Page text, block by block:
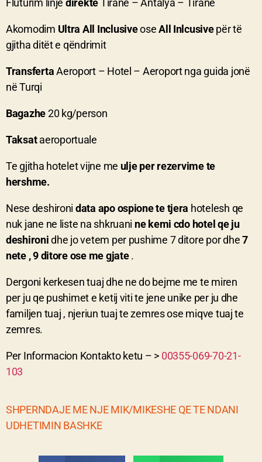
Akomodim Ultra All InclusiveoseAll Inlcusivepër të
gjitha ditët e qëndrimit
TransfertaAeroport – Hotel – Aeroport nga guida jonë
në Turqi
Bagazhe20 kg/person
Taksataeroportuale
Te gjitha hotelet vijne me ulje per rezervime te
hershme.
Nese deshironi data apo ospione te tjera hotelesh qe
nuk jane ne liste na shkruani ne kemi cdo hotel qe ju
deshironidhe jo vetem per pushime 7 ditore por dhe7
nete , 9 ditore ose me gjate.
Dergoni kerkesen tuaj dhe ne do bejme me te miren
per ju qe pushimet e ketij viti te jene unike per ju dhe
familjen tuaj , njeriun tuaj te zemres ose miqve tuaj te
zemres.
Per Informacion Kontakto ketu – > 00355-069-70-21-
103
SHPERNDAJE ME NJE MIK/MIKESHE QE TE NDANI
UDHETIMIN BASHKE